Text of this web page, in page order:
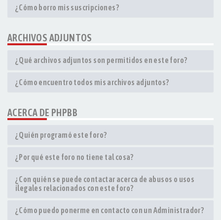
¿Cómo borro mis suscripciones?
ARCHIVOS ADJUNTOS
¿Qué archivos adjuntos son permitidos en este foro?
¿Cómo encuentro todos mis archivos adjuntos?
ACERCA DE PHPBB
¿Quién programó este foro?
¿Por qué este foro no tiene tal cosa?
¿Con quién se puede contactar acerca de abusos o usos
ilegales relacionados con este foro?
¿Cómo puedo ponerme en contacto con un Administrador?